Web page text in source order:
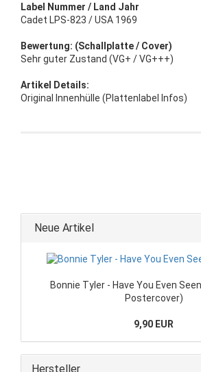
Label Nummer / Land Jahr
Cadet LPS-823 / USA 1969
Bewertung: (Schallplatte / Cover)
Sehr guter Zustand (VG+ / VG+++)
Artikel Details:
Original Innenhülle (Plattenlabel Infos)
Neue Artikel
Bonnie Tyler - Have You Even
Postercover)
9,90 EUR
Hersteller